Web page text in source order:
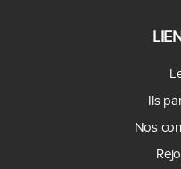
Ils
Nos